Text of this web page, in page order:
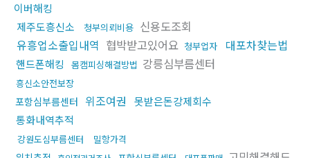
이버해킹
제주도흥신소
청부의뢰비용 신용도조회
유흥업소출입내역 협박받고있어요 청부업자 대포차찾는법
핸드폰해킹 몸캠피싱해결방법 강릉심부름센터
흥신소안전보장
포항심부름센터 위조여권
못받은돈강제회수
통화내역추적
강원도심부름센터 밀항가격